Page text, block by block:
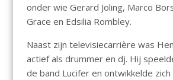
onder wie Gerard Joling, Marco
Grace en Edsilia Rombley.
Naast zijn televisiecarrière was
actief als drummer en dj. Hij
de band Lucifer en ontwikkelde